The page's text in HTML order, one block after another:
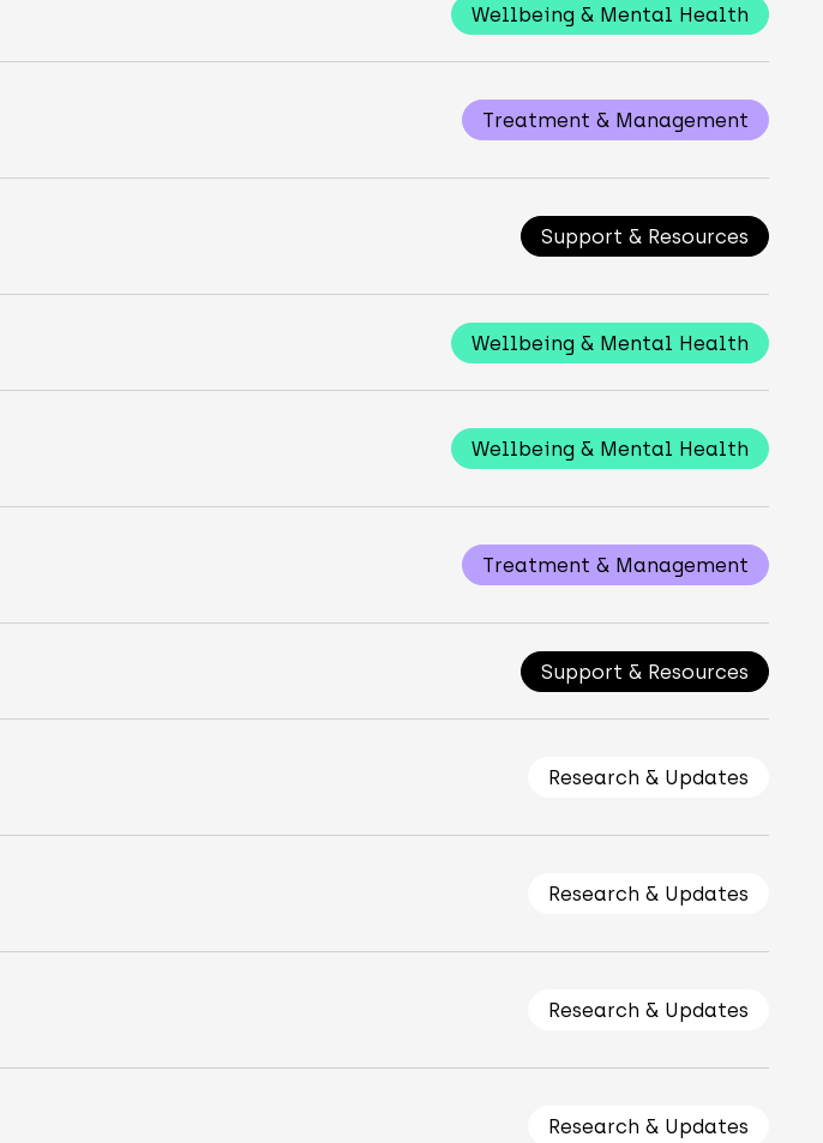
Wellbeing & Mental Health
Treatment & Management
Support & Resources
Wellbeing & Mental Health
Wellbeing & Mental Health
Treatment & Management
Support & Resources
Research & Updates
Research & Updates
Research & Updates
Research & Updates